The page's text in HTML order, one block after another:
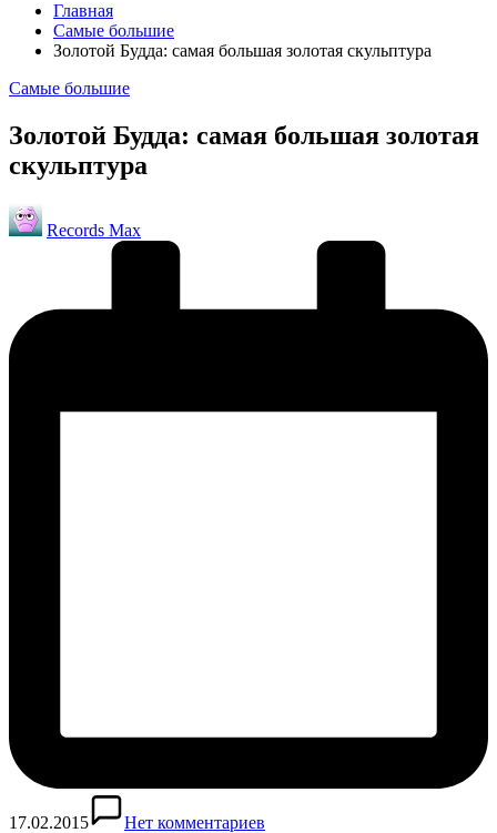
Главная
Самые большие
Золотой Будда: самая большая золотая скульптура
Опубликовано
Самые большие
Золотой Будда: самая большая золотая
скульптура
Запись
от
Records Max
17.02.2015
Нет комментариев